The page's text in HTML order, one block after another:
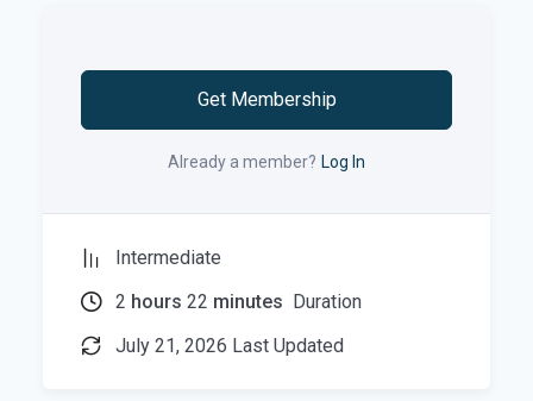
Get Membership
Already a member? Log In
Intermediate
2 hours 22 minutes
Duration
July 21, 2026 Last Updated